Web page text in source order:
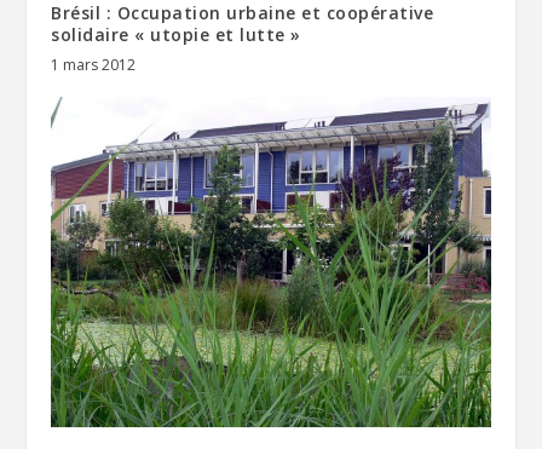
Brésil : Occupation urbaine et coopérative
solidaire « utopie et lutte »
1 mars 2012